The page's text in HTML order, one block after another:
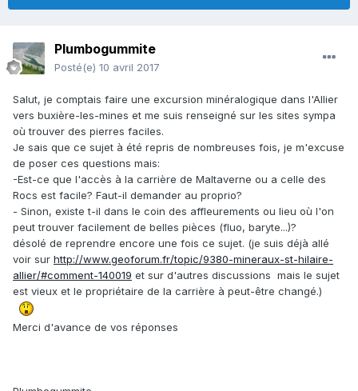
Plumbogummite
Posté(e) 10 avril 2017
Salut, je comptais faire une excursion minéralogique dans l'Allier
vers buxière-les-mines et me suis renseigné sur les sites sympa
où trouver des pierres faciles.
Je sais que ce sujet à été repris de nombreuses fois, je m'excuse
de poser ces questions mais:
-Est-ce que l'accès à la carrière de Maltaverne ou a celle des
Rocs est facile? Faut-il demander au proprio?
- Sinon, existe t-il dans le coin des affleurements ou lieu où l'on
peut trouver facilement de belles pièces (fluo, baryte...)?
désolé de reprendre encore une fois ce sujet. (je suis déjà allé
voir sur http://www.geoforum.fr/topic/9380-mineraux-st-hilaire-
allier/#comment-140019 et sur d'autres discussions mais le sujet
est vieux et le propriétaire de la carrière à peut-être changé.)
Merci d'avance de vos réponses